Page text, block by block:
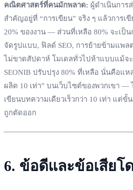
คณิตศาสตร์ที่คนมักพลาด: ผู้ดำเนินการ
สำคัญอยู่ที่ “การเขียน” จริง ๆ แล้วการเ
20% ของงาน — ส่วนที่เหลือ 80% จะเป็
จัดรูปแบบ, ฟิลด์ SEO, การย้ายข้ามแพล
ไม่ขาดสัปดาห์ โมเดลทั่วไปห้าแบบแม้จ
SEONIB ปรับปรุง 80% ที่เหลือ นั่นคือแห
ผลิต 10 เท่า” บนเว็บไซต์ของพวกเขา —
เขียนบทความเดียวเร็วกว่า 10 เท่า แต่
ถูกตัดออก
6. ข้อดีและข้อเสียโ